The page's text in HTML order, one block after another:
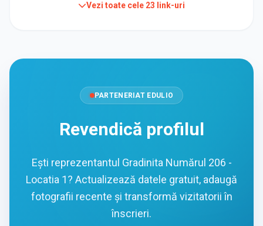
Vezi toate cele 23 link-uri
PARTENERIAT EDULIO
Revendică profilul
Ești reprezentantul Gradinita Numărul 206 -
Locatia 1? Actualizează datele gratuit, adaugă
fotografii recente și transformă vizitatorii în
înscrieri.